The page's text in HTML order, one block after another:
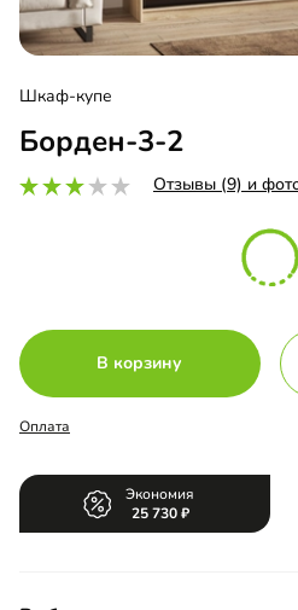
Шкаф-купе
Борден-3-2
Отзывы (9) и
В корзину
Оплата
Экономия
25 730